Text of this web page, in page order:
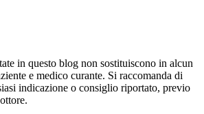
in questo blog non sostituiscono in alcun
e medico curante. Si raccomanda di
indicazione o consiglio riportato, previo